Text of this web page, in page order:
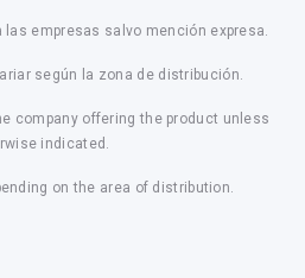
las empresas salvo mención expresa.
según la zona de distribución.
company offering the product unless
indicated.
on the area of distribution.